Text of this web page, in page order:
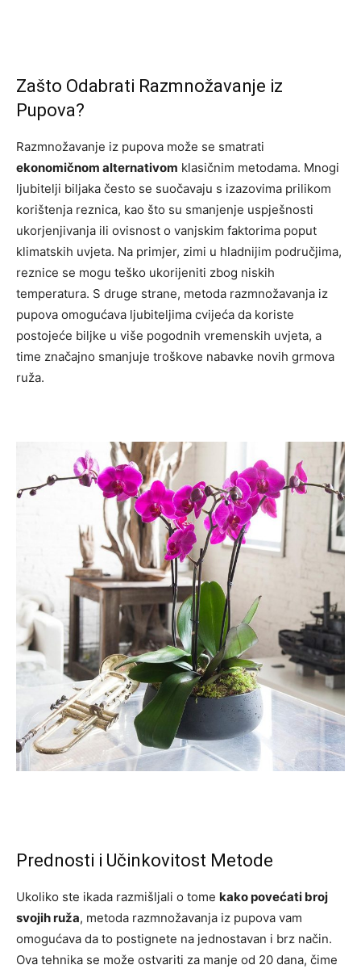
Zašto Odabrati Razmnožavanje iz
Pupova?
Razmnožavanje iz pupova može se smatrati
ekonomičnom alternativom klasičnim metodama. Mnogi
ljubitelji biljaka često se suočavaju s izazovima prilikom
korištenja reznica, kao što su smanjenje uspješnosti
ukorjenjivanja ili ovisnost o vanjskim faktorima poput
klimatskih uvjeta. Na primjer, zimi u hladnijim područjima,
reznice se mogu teško ukorijeniti zbog niskih
temperatura. S druge strane, metoda razmnožavanja iz
pupova omogućava ljubiteljima cvijeća da koriste
postojeće biljke u više pogodnih vremenskih uvjeta, a
time značajno smanjuje troškove nabavke novih grmova
ruža.
Prednosti i Učinkovitost Metode
Ukoliko ste ikada razmišljali o tome kako povećati broj
svojih ruža, metoda razmnožavanja iz pupova vam
omogućava da to postignete na jednostavan i brz način.
Ova tehnika se može ostvariti za manje od 20 dana, čime